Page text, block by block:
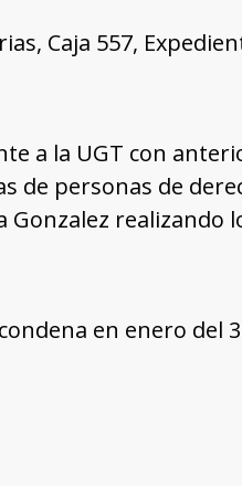
Caja 557,
a la UGT con
de personas de
Gonzalez
en enero del